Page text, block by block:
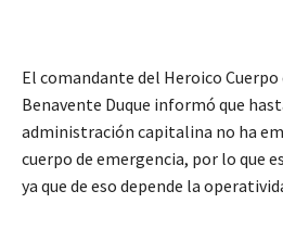
El comandante del Heroico
Benavente Duque informó que
administración capitalina no ha
cuerpo de emergencia, por lo que
ya que de eso depende la